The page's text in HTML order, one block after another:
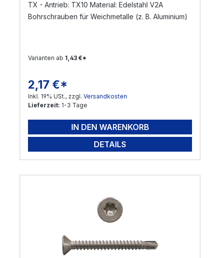
TX - Antrieb: TX10 Material: Edelstahl V2A
Bohrschrauben für Weichmetalle (z. B. Aluminium)
Varianten ab 1,43 €*
Regulärer Preis:
2,17 €*
Inkl. 19% USt., zzgl. Versandkosten
Lieferzeit: 1-3 Tage
IN DEN WARENKORB
DETAILS